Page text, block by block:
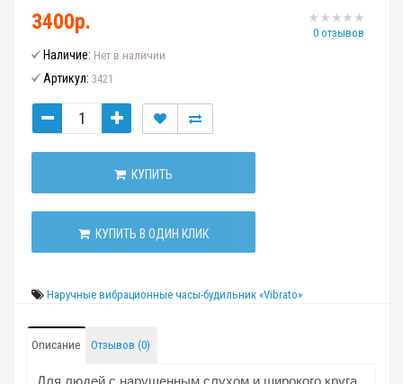
0 отзывов
3400р.
Наличие: Нет в наличии
Артикул: 3421
КУПИТЬ
КУПИТЬ В ОДИН КЛИК
Наручные вибрационные часы-будильник «Vibrato»
Описание Отзывов (0)
Для людей с нарушенным слухом и широкого круга